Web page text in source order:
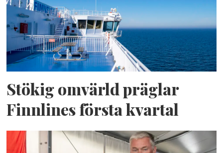
Stökig omvärld präglar
Finnlines första kvartal